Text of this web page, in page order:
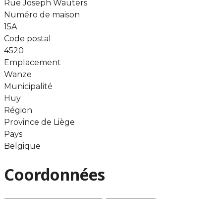
Rue Joseph Wauters
Numéro de maison
15A
Code postal
4520
Emplacement
Wanze
Municipalité
Huy
Région
Province de Liège
Pays
Belgique
Coordonnées